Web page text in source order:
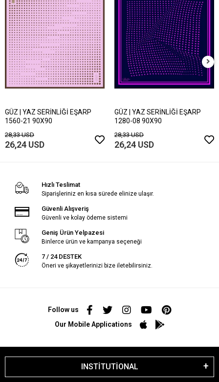
GÜZ | YAZ SERİNLİĞİ EŞARP
1560-21 90X90
28,33 USD
26,24 USD
GÜZ | YAZ SERİNLİĞİ EŞARP
1280-08 90X90
28,33 USD
26,24 USD
Hızlı Teslimat
Siparişleriniz en kısa sürede elinize ulaşır.
Güvenli Alışveriş
Güvenli ve kolay ödeme sistemi
Geniş Ürün Yelpazesi
Binlerce ürün ve kampanya seçeneği
7 / 24 DESTEK
Öneri ve şikayetlerinizi bize iletebilirsiniz.
Follow us
Our Mobile Applications
INSTİTUTİONAL